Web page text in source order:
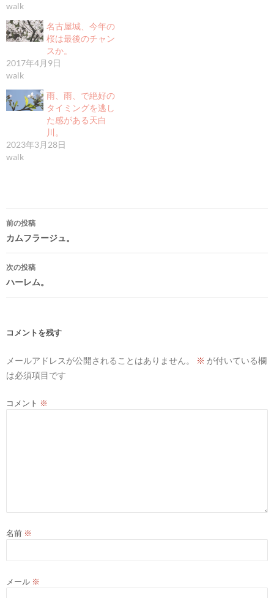
walk
名古屋城、今年の
桜は最後のチャン
スか。
2017年4月9日
walk
雨、雨、で絶好の
タイミングを逃し
た感がある天白
川。
2023年3月28日
walk
投
稿
ナ
ビ
ゲ
シ
ン
前の投稿
カムフラージュ。
次の投稿
ハーレム。
コメントを残す
メールアドレスが公開されることはありません。 ※ が付いている欄
は必須項目です
コメント ※
名前 ※
メール ※